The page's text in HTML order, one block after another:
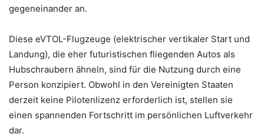
gegeneinander an.
Diese eVTOL-Flugzeuge (elektrischer vertikaler Start und
Landung), die eher futuristischen fliegenden Autos als
Hubschraubern ähneln, sind für die Nutzung durch eine
Person konzipiert. Obwohl in den Vereinigten Staaten
derzeit keine Pilotenlizenz erforderlich ist, stellen sie
einen spannenden Fortschritt im persönlichen Luftverkehr
dar.